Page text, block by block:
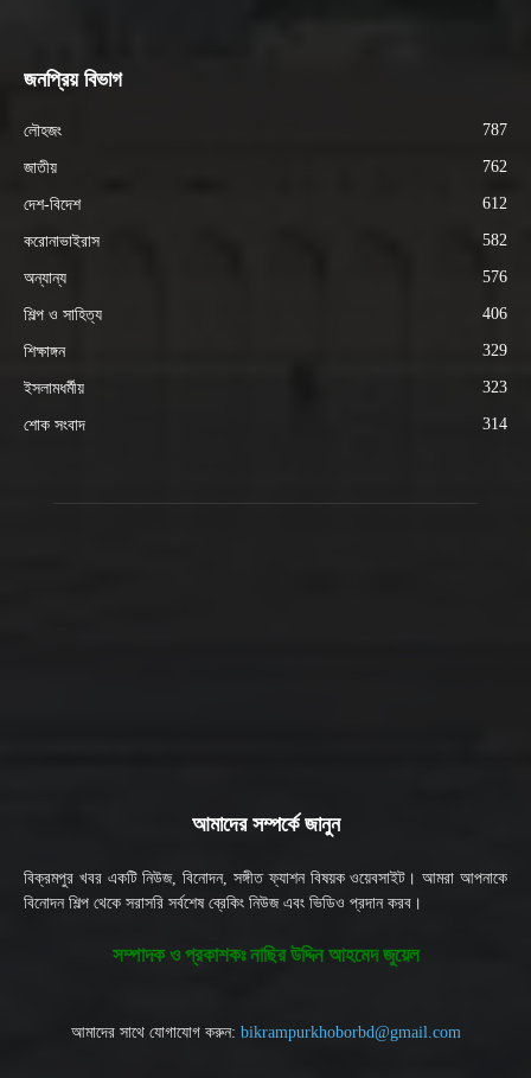
জনপ্রিয় বিভাগ
লৌহজং 787
জাতীয় 762
দেশ-বিদেশ 612
করোনাভাইরাস 582
অন্যান্য 576
শিল্প ও সাহিত্য 406
শিক্ষাঙ্গন 329
ইসলামধর্মীয় 323
শোক সংবাদ 314
আমাদের সম্পর্কে জানুন
বিক্রমপুর খবর একটি নিউজ, বিনোদন, সঙ্গীত ফ্যাশন বিষয়ক ওয়েবসাইট। আমরা আপনাকে
বিনোদন শিল্প থেকে সরাসরি সর্বশেষ ব্রেকিং নিউজ এবং ভিডিও প্রদান করব।
সম্পাদক ও প্রকাশকঃ নাছির উদ্দিন আহমেদ জুয়েল
আমাদের সাথে যোগাযোগ করুন: bikrampurkhoborbd@gmail.com